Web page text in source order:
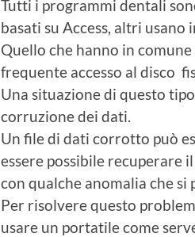
Tutti i programmi dentali
basati su Access, altri usano
Quello che hanno in
frequente accesso al disco
Una situazione di questo
corruzione dei dati.
Un file di dati corrotto può
essere possibile recuperare
con qualche anomalia che si
Per risolvere questo
usare un portatile come